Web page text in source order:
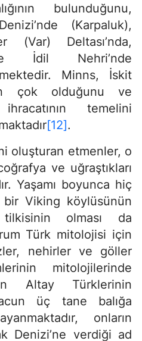
bulunduğunu,
(Karpaluk),
(Var) Deltası’nda,
İdil Nehri’nde
Minns, İskit
çok olduğunu ve
temelini
[12].
oluşturan etmenler, o
ve uğraştıkları
Yaşamı boyunca hiç
Viking köylüsünün
olması da
Türk mitolojisi için
nehirler ve göller
mitolojilerinde
Altay Türklerinin
üç tane balığa
onların
Denizi’ne verdiği ad